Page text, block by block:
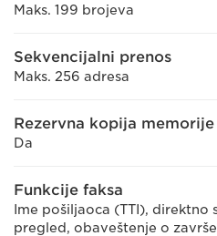
Maks. 199 brojeva
Sekvencijalni prenos
Maks. 256 adresa
Rezervna kopija memorije
Da
Funkcije faksa
Ime pošiljaoca (TTI), direktno
pregled, obaveštenje o